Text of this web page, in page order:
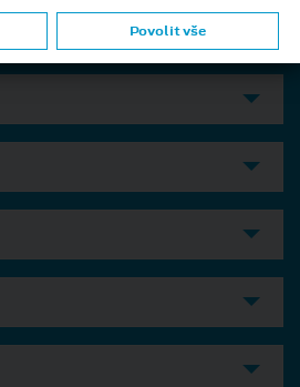
Povolit vše